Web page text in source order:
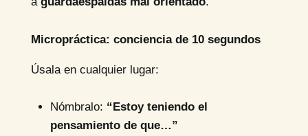
Micropráctica: conciencia de 10 segundos
Úsala en cualquier lugar:
Nómbralo: “Estoy teniendo el
pensamiento de que…”